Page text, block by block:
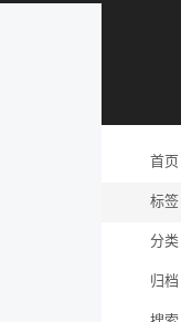
首页
标签
分类
归档